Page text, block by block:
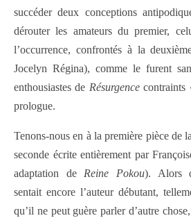
succéder deux conceptions
dérouter les amateurs du premier,
l’occurrence, confrontés à la
Jocelyn Régina), comme le furent
enthousiastes de Résurgencecontraints
prologue.
Tenons-nous en à la première pièce de
seconde écrite entièrement par
adaptation de Reine Pokou). Alors
sentait encore l’auteur débutant,
qu’il ne peut guère parler d’autre